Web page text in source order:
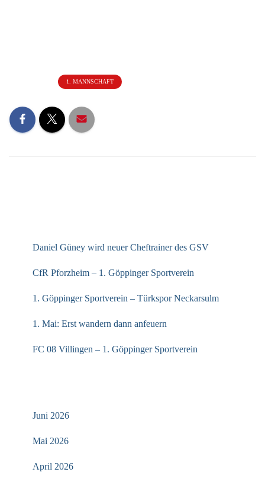
1. MANNSCHAFT
Daniel Güney wird neuer Cheftrainer des GSV
CfR Pforzheim – 1. Göppinger Sportverein
1. Göppinger Sportverein – Türkspor Neckarsulm
1. Mai: Erst wandern dann anfeuern
FC 08 Villingen – 1. Göppinger Sportverein
Juni 2026
Mai 2026
April 2026